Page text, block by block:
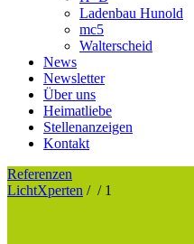
Ladenbau Hunold
mc5
Walterscheid
News
Newsletter
Über uns
Heimatliebe
Stellenanzeigen
Kontakt
Referenzen
LichtXperten / / 1